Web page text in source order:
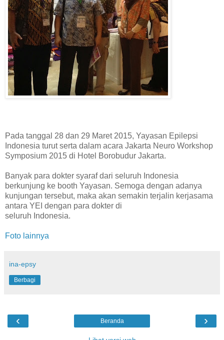
Pada tanggal 28 dan 29 Maret 2015, Yayasan Epilepsi
Indonesia turut serta dalam acara Jakarta Neuro Workshop
Symposium 2015 di Hotel Borobudur Jakarta.
Banyak para dokter syaraf dari seluruh Indonesia
berkunjung ke booth Yayasan. Semoga dengan adanya
kunjungan tersebut, maka akan semakin terjalin kerjasama
antara YEI dengan para dokter di
seluruh Indonesia.
Foto lainnya
ina-epsy
Berbagi
‹ ›
Beranda